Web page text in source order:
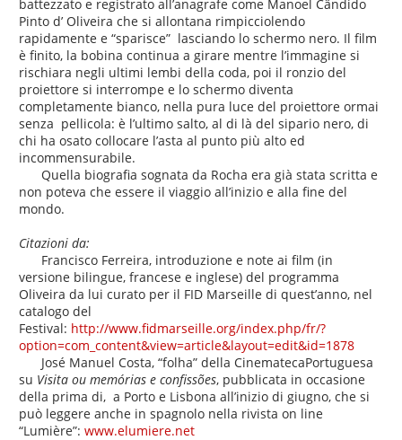
battezzato e registrato all’anagrafe come Manoel Cândido
Pinto d’ Oliveira che si allontana rimpicciolendo
rapidamente e “sparisce” lasciando lo schermo nero. Il film
è finito, la bobina continua a girare mentre l’immagine si
rischiara negli ultimi lembi della coda, poi il ronzio del
proiettore si interrompe e lo schermo diventa
completamente bianco, nella pura luce del proiettore ormai
senza pellicola: è l’ultimo salto, al di là del sipario nero, di
chi ha osato collocare l’asta al punto più alto ed
incommensurabile.
Quella biografia sognata da Rocha era già stata scritta e
non poteva che essere il viaggio all’inizio e alla fine del
mondo.
Citazioni da:
Francisco Ferreira, introduzione e note ai film (in
versione bilingue, francese e inglese) del programma
Oliveira da lui curato per il FID Marseille di quest’anno, nel
catalogo del
Festival: http://www.fidmarseille.org/index.php/fr/?
option=com_content&view=article&layout=edit&id=1878
José Manuel Costa, “folha” della CinematecaPortuguesa
su Visita ou memórias e confissões, pubblicata in occasione
della prima di, a Porto e Lisbona all’inizio di giugno, che si
può leggere anche in spagnolo nella rivista on line
“Lumière”:www.elumiere.net